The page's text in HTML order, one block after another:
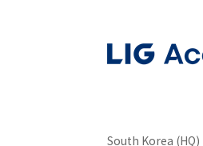
South Korea (HQ)